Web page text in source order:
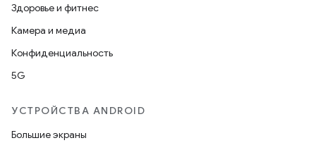
Здоровье и фитнес
Камера и медиа
Конфиденциальность
5G
УСТРОЙСТВА ANDROID
Большие экраны